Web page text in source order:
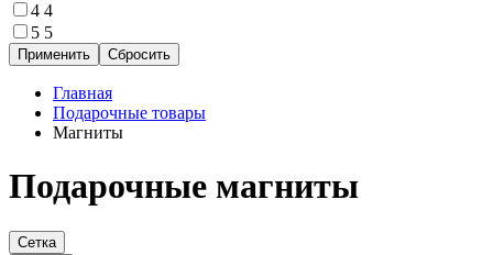
4 4
5 5
Главная
Подарочные товары
Магниты
Подарочные магниты
Сетка